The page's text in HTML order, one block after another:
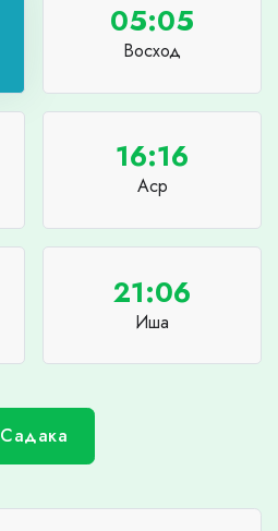
05:05
Восход
16:16
Аср
21:06
Иша
Садака